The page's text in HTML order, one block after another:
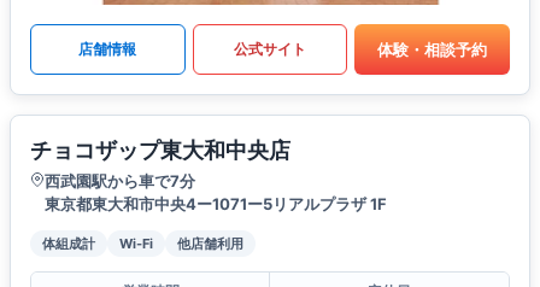
店舗情報 公式サイト 体験・相談予約
チョコザップ東大和中央店
西武園駅から車で7分
東京都東大和市中央4ー1071ー5リアルプラザ 1F
体組成計 Wi-Fi 他店舗利用